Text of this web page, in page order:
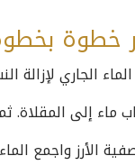
خطوة
الجاري لإزالة
الأرز واجمع